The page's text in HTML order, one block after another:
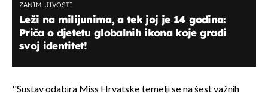
ZANIMLJIVOSTI
Leži na milijunima, a tek joj je 14 godina:
Priča o djetetu globalnih ikona koje gradi
svoj identitet!
''Sustav odabira Miss Hrvatske temelji se na šest važnih